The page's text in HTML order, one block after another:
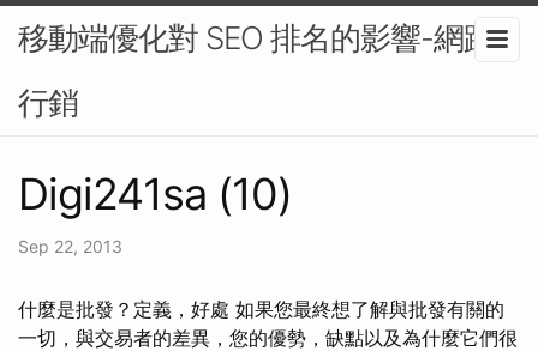
移動端優化對 SEO 排名的影響-網路
行銷
Digi241sa (10)
Sep 22, 2013
什麼是批發？定義，好處 如果您最終想了解與批發有關的
一切，與交易者的差異，您的優勢，缺點以及為什麼它們很